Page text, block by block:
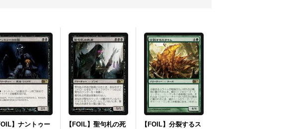
】ナントゥー
【FOIL】聖句札の死
【FOIL】分裂するス